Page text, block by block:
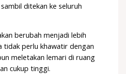
ditekan ke seluruh
berubah menjadi lebih
tidak perlu khawatir dengan
meletakan lemari di ruang
cukup tinggi.